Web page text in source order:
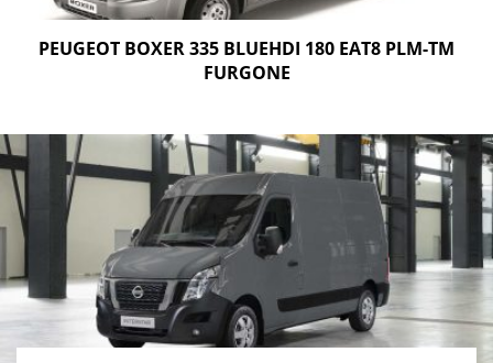
PEUGEOT BOXER 335 BLUEHDI 180 EAT8 PLM-TM
FURGONE